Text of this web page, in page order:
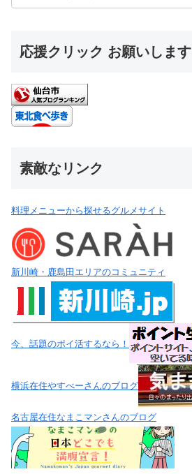
応援クリック お願いします
素敵なリンク
料理メニューから探せるグルメサイト
新川崎・鹿島田エリアのコミュニティ
今、話題のポイ活するなら！
横浜在住やすべーさんのブログ
名古屋在住なまこマンさんのブログ